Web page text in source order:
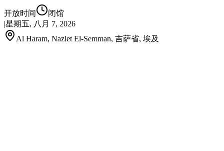
开放时间
闭馆
|星期五, 八月 7, 2026
Al Haram, Nazlet El-Semman, 吉萨省, 埃及